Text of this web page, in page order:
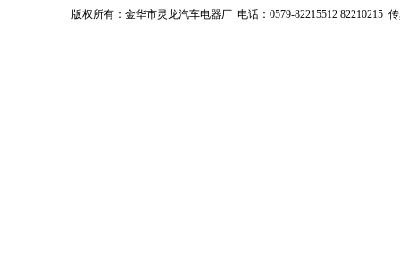
版权所有：金华市灵龙汽车电器厂 电话：0579-82215512 82210215 传